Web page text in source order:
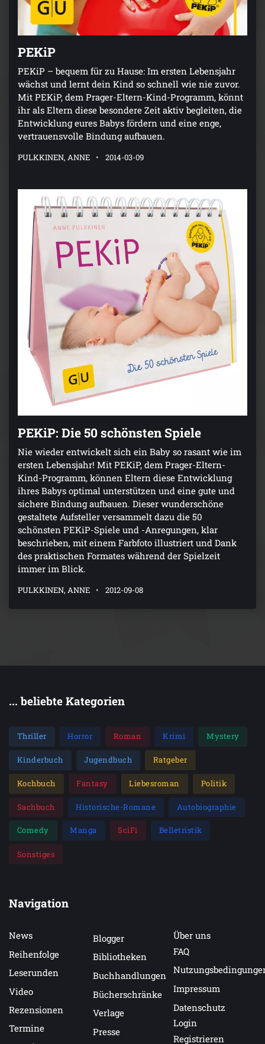
PEKiP
PEKiP – bequem für zu Hause: Im ersten Lebensjahr
wächst und lernt dein Kind so schnell wie nie zuvor.
Mit PEKiP, dem Prager-Eltern-Kind-Programm, könnt
ihr als Eltern diese besondere Zeit aktiv begleiten, die
Entwicklung eures Babys fördern und eine enge,
vertrauensvolle Bindung aufbauen.
PULKKINEN, ANNE 2014-03-09
PEKiP: Die 50 schönsten Spiele
Nie wieder entwickelt sich ein Baby so rasant wie im
ersten Lebensjahr! Mit PEKiP, dem Prager-Eltern-
Kind-Programm, können Eltern diese Entwicklung
ihres Babys optimal unterstützen und eine gute und
sichere Bindung aufbauen. Dieser wunderschöne
gestaltete Aufsteller versammelt dazu die 50
schönsten PEKiP-Spiele und -Anregungen, klar
beschrieben, mit einem Farbfoto illustriert und Dank
des praktischen Formates während der Spielzeit
immer im Blick.
PULKKINEN, ANNE 2012-09-08
... beliebte Kategorien
Thriller Horror Roman Krimi Mystery
Kinderbuch Jugendbuch Ratgeber
Kochbuch Fantasy Liebesroman Politik
Sachbuch Historische-Romane Autobiographie
Comedy Manga SciFi Belletristik
Sonstiges
Navigation
News
Reihenfolge
Leserunden
Video
Rezensionen
Termine
Blogger
Bibliotheken
Buchhandlungen
Bücherschränke
Verlage
Presse
Über uns
FAQ
Impressum
Datenschutz
Login
Registrieren